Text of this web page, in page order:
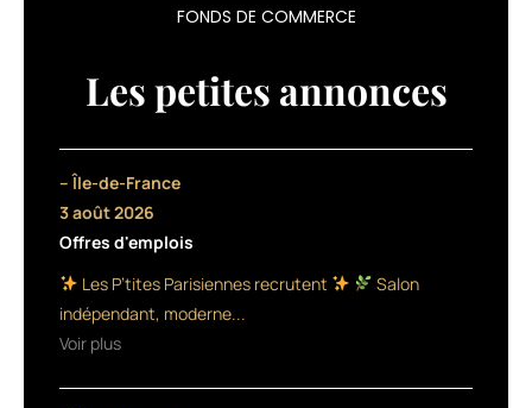
créateur
engagés
août
lutter
contre
FONDS DE COMMERCE
Les petites annonces
– Île-de-France
3 août 2026
Offres d'emplois
Les P’tites Parisiennes recrutent
Salon
indépendant, moderne...
Voir plus